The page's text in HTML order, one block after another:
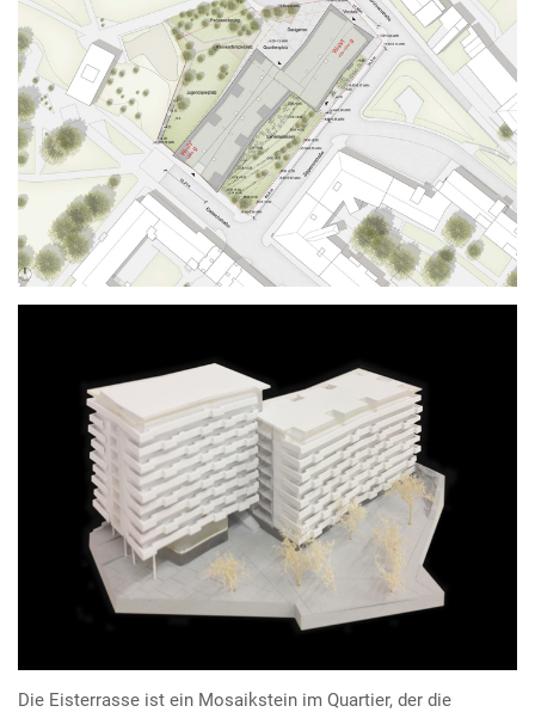
Die Eisterrasse ist ein Mosaikstein im Quartier, der die